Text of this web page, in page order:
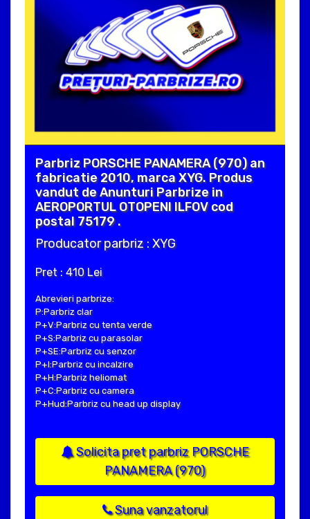
Parbriz PORSCHE PANAMERA (970) an
fabricatie 2010, marca XYG. Produs
vandut de Anunturi Parbrize in
AEROPORTUL OTOPENI ILFOV cod
postal 75179 .
Producator parbriz : XYG
Pret : 410 Lei
Abrevieri parbrize:
P:Parbriz clar
P+V:Parbriz cu tenta verde
P+S:Parbriz cu parasolar
P+SE:Parbriz cu senzor
P+I:Parbriz cu incalzire
P+H:Parbriz heliomat
P+C:Parbriz cu camera
P+Hud:Parbriz cu head up display
Solicita pret parbriz PORSCHE
PANAMERA (970)
Suna vanzatorul